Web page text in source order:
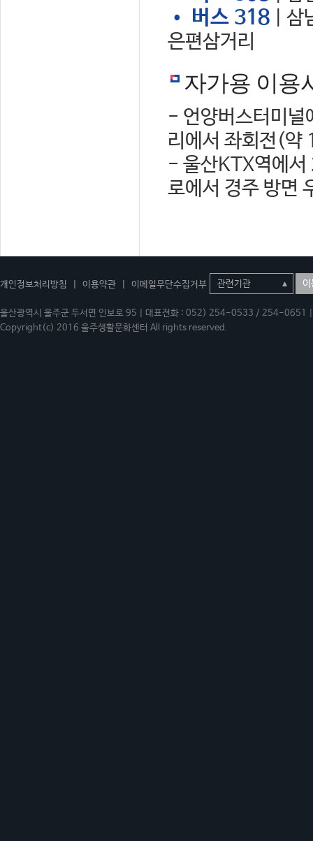
• 버스 318 | 삼
은편삼거리
자가용 이용
- 언양버스터미널
리에서 좌회전(약
- 울산KTX역에서
로에서 경주 방면
개인정보처리방침 이용약관 이메일무단수집거부 이
울산광역시 울주군 두서면 인보로 95 | 대표전화 : 052) 254-0533 / 254-
Copyright(c) 2016 울주생활문화센터 All rights reserved.